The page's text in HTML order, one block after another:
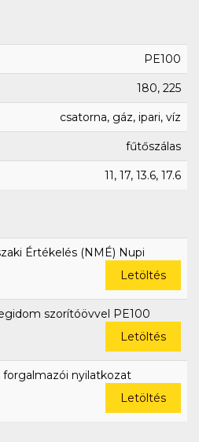
PE100
180, 225
csatorna, gáz, ipari, víz
fűtőszálas
11, 17, 13.6, 17.6
Értékelés (NMÉ) Nupi
Letöltés
szorítóövvel PE100
Letöltés
forgalmazói nyilatkozat
Letöltés